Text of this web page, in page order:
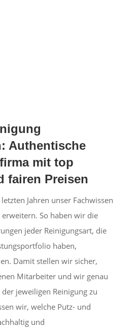
Authentische
mit top
fairen Preisen
Jahren unser Fachwissen
So haben wir die
jeder Reinigungsart, die
haben,
Damit stellen wir sicher,
Mitarbeiter und wir genau
jeweiligen Reinigung zu
wir, welche Putz- und
und